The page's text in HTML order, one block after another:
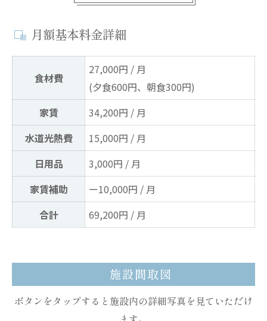
月額基本料金詳細
食材費
27,000円 / 月
(夕食600円、朝食300円)
家賃
34,200円 / 月
水道光熱費
15,000円 / 月
日用品
3,000円 / 月
家賃補助
ー10,000円 / 月
合計
69,200円 / 月
施設間取図
ボタンをタップすると施設内の詳細写真を見ていただけ